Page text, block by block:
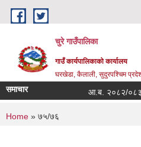
Skip to main content
चुरे गाउँपालिका
गाउँ कार्यपालिकाको कार्यालय
घरखेडा, कैलाली, सुदुरपश्चिम
समाचार आ.ब. २०८२/०८३
You are here
Home » ७५/७६